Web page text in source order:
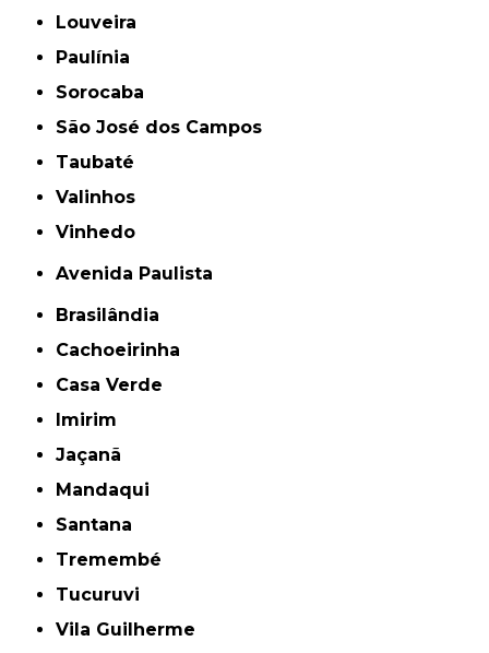
Louveira
Paulínia
Sorocaba
São José dos Campos
Taubaté
Valinhos
Vinhedo
Avenida Paulista
Brasilândia
Cachoeirinha
Casa Verde
Imirim
Jaçanã
Mandaqui
Santana
Tremembé
Tucuruvi
Vila Guilherme